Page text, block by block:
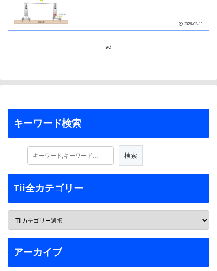
2026-02-19
ad
キーワード検索
Tii全カテゴリー
アーカイブ